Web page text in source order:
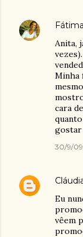
Fátima
Anita,
Minha
cara
gostar
30/9/09
Eu
vêem